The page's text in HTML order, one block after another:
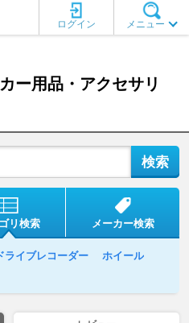
メニュー
ログイン
カー用品・アクセサリ
リ検索 メーカー検索
ライブレコーダー
ホイール